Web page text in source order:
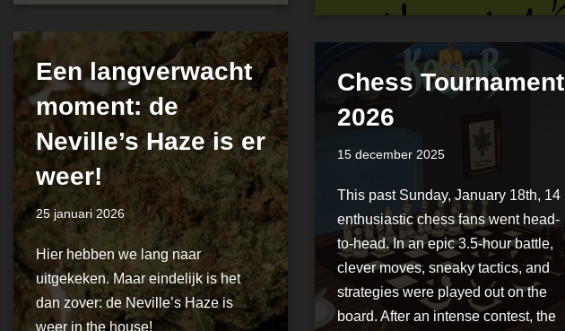
Een langverwacht
moment: de
Neville’s Haze is er
weer!
25 januari 2026
Hier hebben we lang naar
uitgekeken. Maar eindelijk is het
dan zover: de Neville’s Haze is
weer in the house!
Chess Tournament
2026
15 december 2025
This past Sunday, January 18th, 14
enthusiastic chess fans went head-
to-head. In an epic 3.5-hour battle,
clever moves, sneaky tactics, and
strategies were played out on the
board. After an intense contest, the